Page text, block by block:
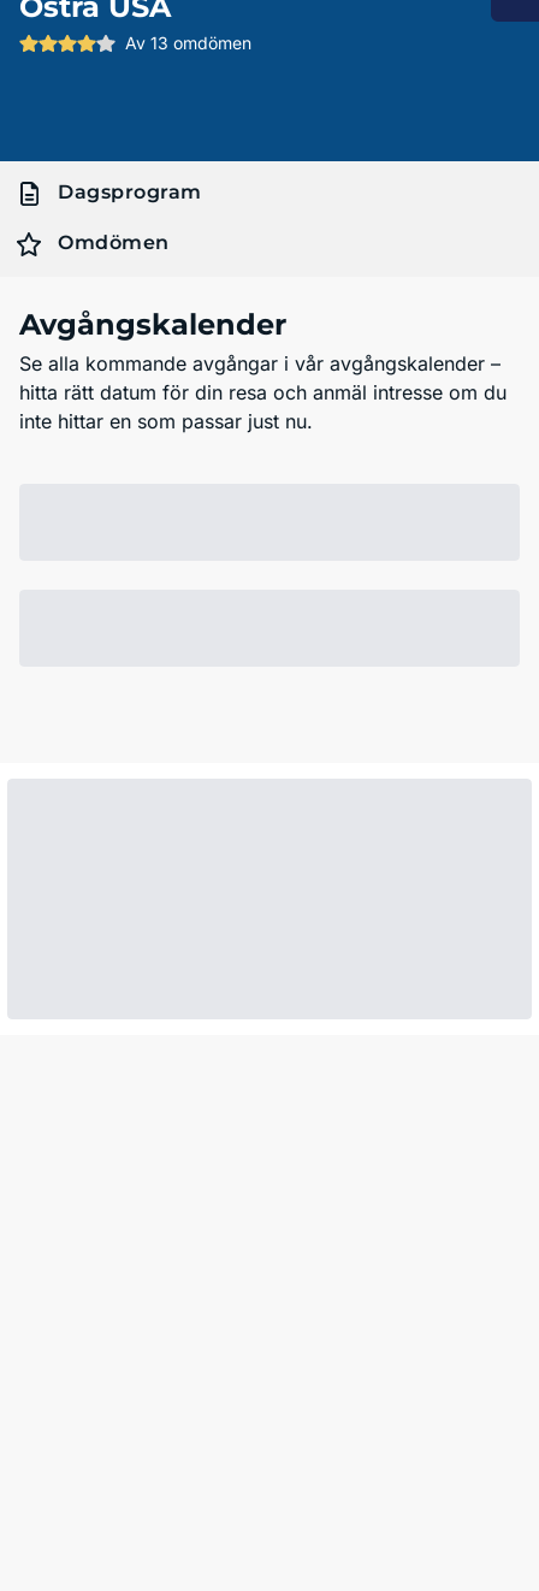
Av 13 omdömen
Dagsprogram
Omdömen
Avgångskalender
Se alla kommande avgångar i vår avgångskalender –
hitta rätt datum för din resa och anmäl intresse om du
inte hittar en som passar just nu.